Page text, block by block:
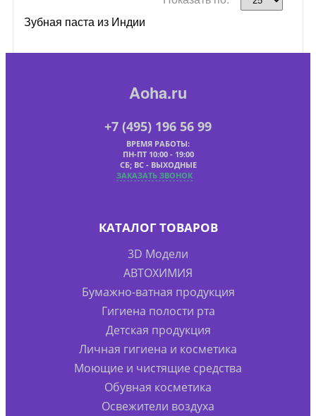
Зубная паста из Индии
Aoha.ru
+7 (495) 196 56 99
ВРЕМЯ РАБОТЫ:
ПН-ПТ 10:00 - 19:00
СБ; ВС - ВЫХОДНЫЕ
ЗАКАЗАТЬ ЗВОНОК
КАТАЛОГ ТОВАРОВ
3D Модели
АВТОХИМИЯ
Бумажно-ватная продукция
Гигиена полости рта
Детская продукция
Личная гигиена и косметика
Моющие и чистящие средства
Обувная косметика
Освежители воздуха